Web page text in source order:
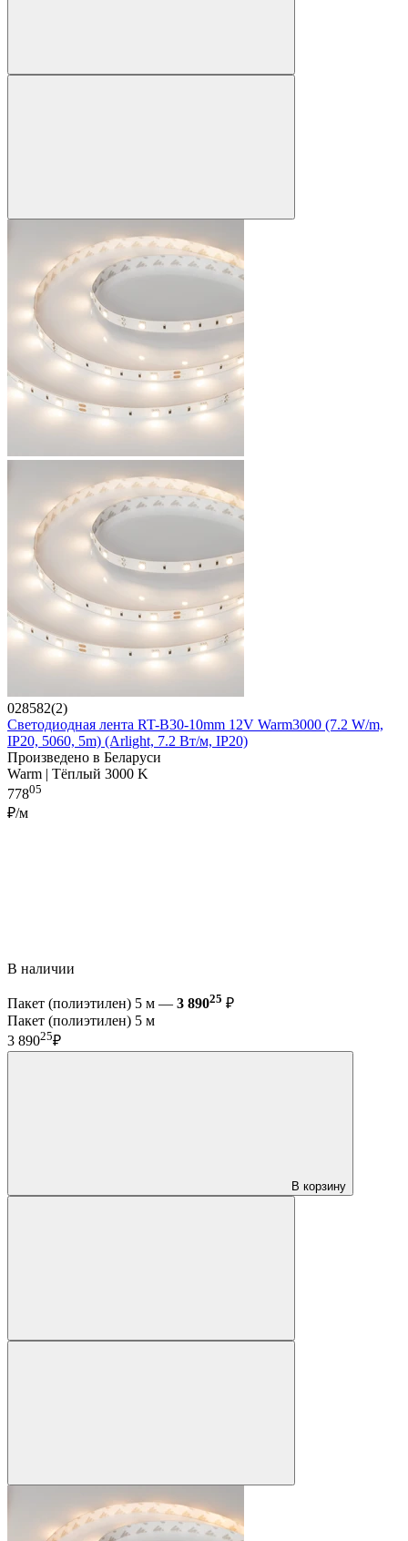
028582(2)
Светодиодная лента RT-B30-10mm 12V Warm3000 (7.2 W/m,
IP20, 5060, 5m) (Arlight, 7.2 Вт/м, IP20)
Произведено в Беларуси
Warm | Тёплый 3000 K
77805
₽/м
В наличии
Пакет (полиэтилен) 5 м — 3 89025 ₽
Пакет (полиэтилен) 5 м
3 89025₽
В корзину